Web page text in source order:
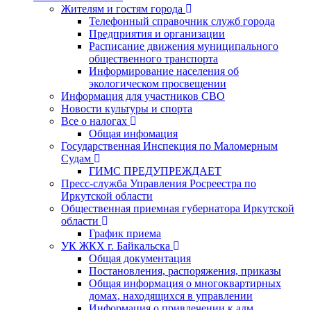
Жителям и гостям города
Телефонный справочник служб города
Предприятия и организации
Расписание движения муниципального
общественного транспорта
Информирование населения об
экологическом просвещении
Информация для участников СВО
Новости культуры и спорта
Все о налогах
Общая инфомация
Государственная Инспекция по Маломерным
Судам
ГИМС ПРЕДУПРЕЖДАЕТ
Пресс-служба Управления Росреестра по
Иркутской области
Общественная приемная губернатора Иркутской
области
График приема
УК ЖКХ г. Байкальска
Общая документация
Постановления, распоряжения, приказы
Общая информация о многоквартирных
домах, находящихся в управлении